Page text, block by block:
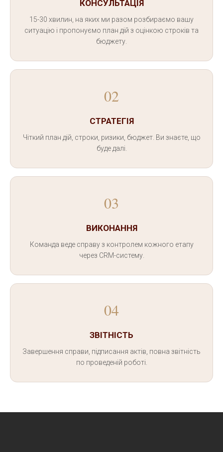
КОНСУЛЬТАЦІЯ
15-30 хвилин, на яких ми разом розбираємо вашу
ситуацію і пропонуємо план дій з оцінкою строків та
бюджету.
02
СТРАТЕГІЯ
Чіткий план дій, строки, ризики, бюджет. Ви знаєте, що
буде далі.
03
ВИКОНАННЯ
Команда веде справу з контролем кожного етапу
через CRM-систему.
04
ЗВІТНІСТЬ
Завершення справи, підписання актів, повна звітність
по проведеній роботі.